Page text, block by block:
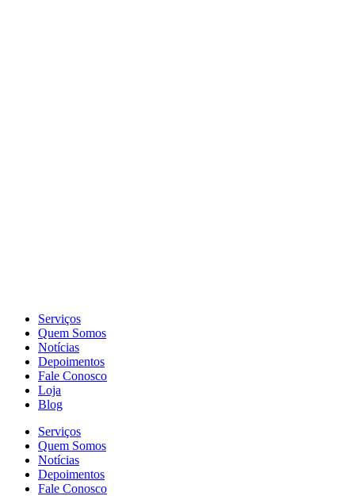
Serviços
Quem Somos
Notícias
Depoimentos
Fale Conosco
Loja
Blog
Serviços
Quem Somos
Notícias
Depoimentos
Fale Conosco